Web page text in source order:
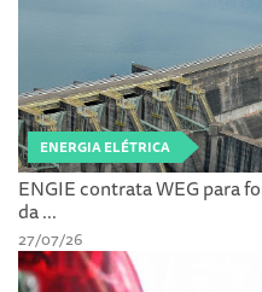
ENERGIA ELÉTRICA
ENGIE contrata WEG para
da ...
27/07/26